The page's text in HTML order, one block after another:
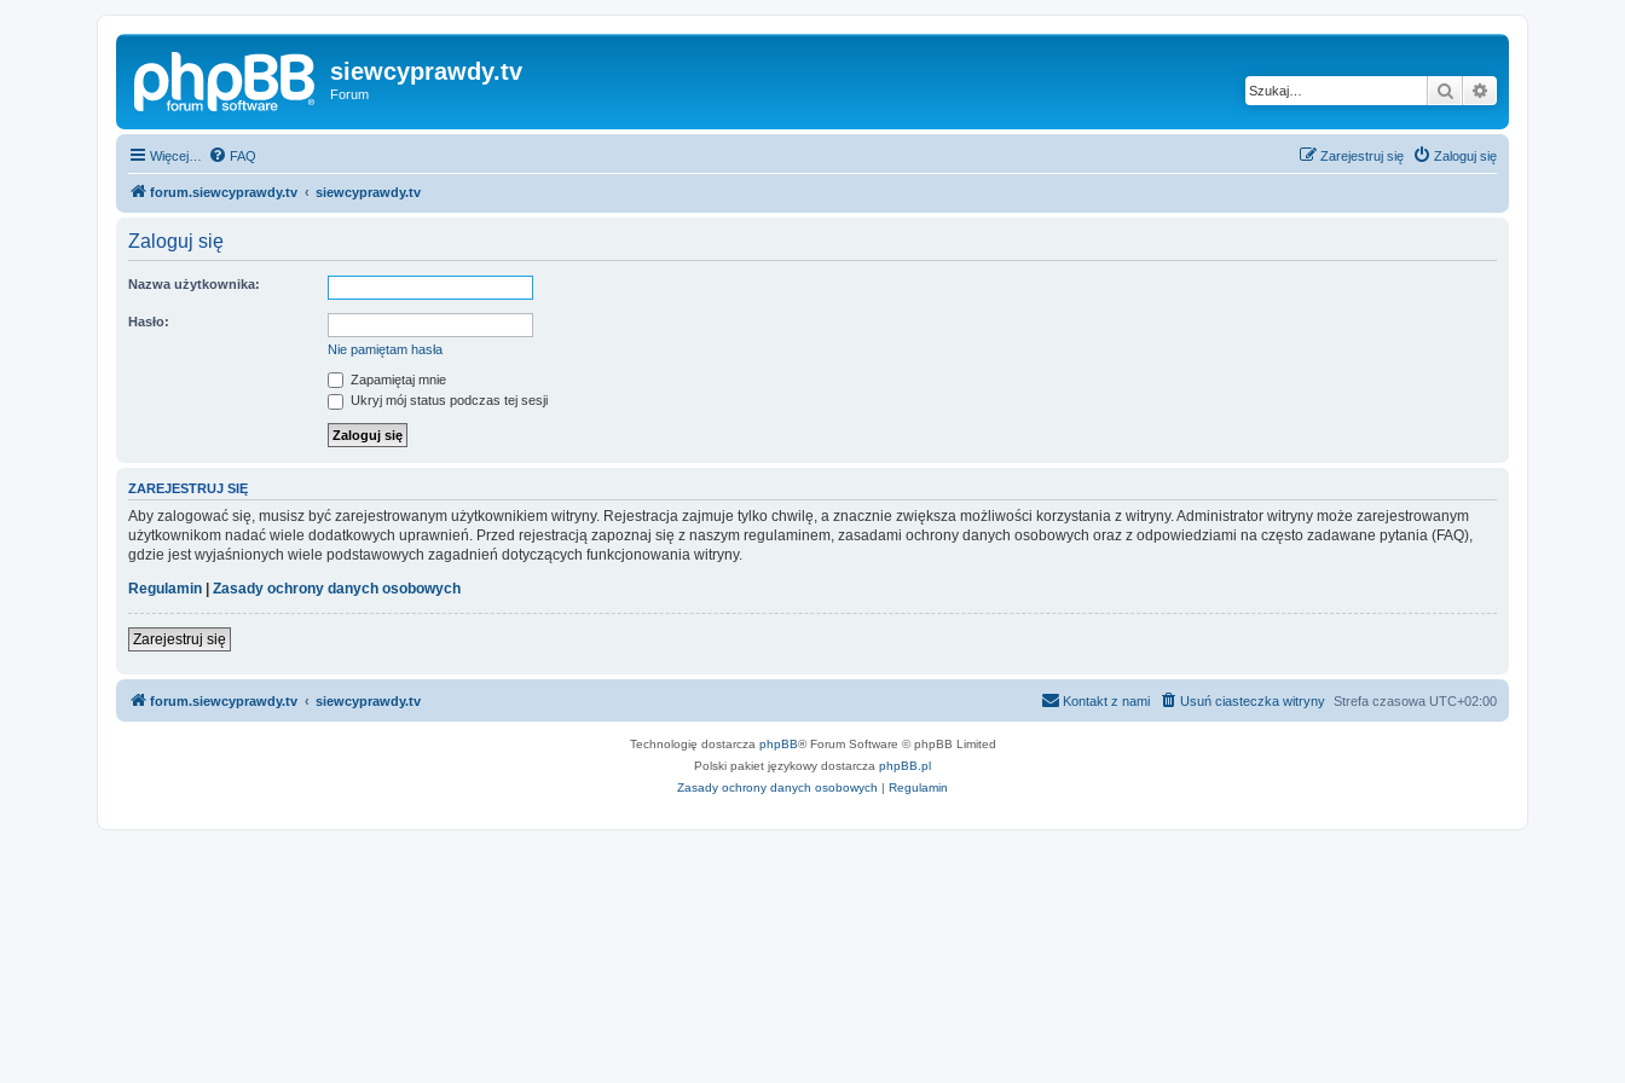
siewcyprawdy.tv
Forum Szukaj
Więcej… FAQ Zaloguj się
Zarejestruj się
forum.siewcyprawdy.tv siewcyprawdy.tv
Zaloguj się
Nazwa użytkownika:
Hasło:
Nie pamiętam hasła
Zapamiętaj mnie
Ukryj mój status podczas tej sesji
ZAREJESTRUJ SIĘ
Aby zalogować się, musisz być zarejestrowanym użytkownikiem witryny. Rejestracja zajmuje tylko chwilę, a znacznie zwiększa możliwości korzystania z witryny. Administrator witryny może zarejestrowanym
użytkownikom nadać wiele dodatkowych uprawnień. Przed rejestracją zapoznaj się z naszym regulaminem, zasadami ochrony danych osobowych oraz z odpowiedziami na często zadawane pytania (FAQ),
gdzie jest wyjaśnionych wiele podstawowych zagadnień dotyczących funkcjonowania witryny.
Regulamin
Zasady ochrony danych osobowych
Zarejestruj się
forum.siewcyprawdy.tv siewcyprawdy.tv Strefa czasowa UTC+02:00
Usuń ciasteczka witryny
Kontakt z nami
Technologię dostarcza phpBB® Forum Software © phpBB Limited
Polski pakiet językowy dostarcza phpBB.pl
Zasady ochrony danych osobowych | Regulamin